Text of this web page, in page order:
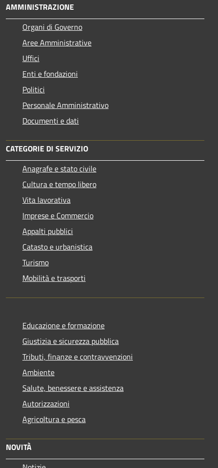
AMMINISTRAZIONE
Organi di Governo
Aree Amministrative
Uffici
Enti e fondazioni
Politici
Personale Amministrativo
Documenti e dati
CATEGORIE DI SERVIZIO
Anagrafe e stato civile
Cultura e tempo libero
Vita lavorativa
Imprese e Commercio
Appalti pubblici
Catasto e urbanistica
Turismo
Mobilità e trasporti
Educazione e formazione
Giustizia e sicurezza pubblica
Tributi, finanze e contravvenzioni
Ambiente
Salute, benessere e assistenza
Autorizzazioni
Agricoltura e pesca
NOVITÀ